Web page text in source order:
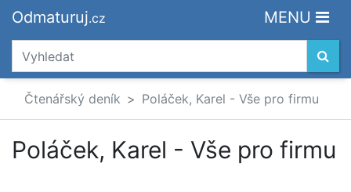
Odmaturuj.cz MENU
Čtenářský deník Poláček, Karel - Vše pro firmu
Poláček, Karel - Vše pro firmu